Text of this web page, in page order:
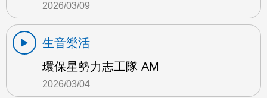
2026/03/09
生音樂活
環保星勢力志工隊 AM
2026/03/04